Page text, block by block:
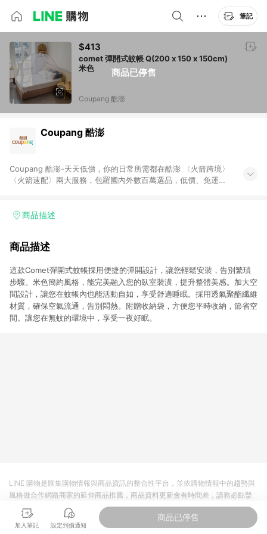
筆記
商品已停售
$413
comet 彈開式蚊帳 Q(200 x 150 x 150cm)
米色
Coupang 酷澎
Coupang 酷澎
Coupang 酷澎-天天低價，你的日常所需都在酷澎 〈火箭跨境〉
〈火箭速配〉兩大服務，包羅國內外數百萬選品，低價、免運，
加入WOW會員告別湊免運，火箭速配、火箭跨境優質選品不限金
商品描述
商品描述
這款Comet彈開式蚊帳採用便捷的彈開設計，讓您輕鬆安裝，告別繁瑣
步驟。米色簡約風格，能完美融入您的臥室裝潢，提升整體美感。加大空
間設計，讓您在蚊帳內也能活動自如，享受舒適睡眠。採用透氣聚酯纖維
材質，確保空氣流通，告別悶熱。附贈收納袋，方便您平時收納，節省空
間。讓您在無蚊的環境中，享受一夜好眠。
加入筆記 設定到價通知
商品已停售
LINE 購物是匯集購物情報與商品資訊的整合性平台，並依購物情報中的趨勢與
風格做合作網路商家的延伸商品推薦，商品資料更新會有時間差，請務必點擊
商品至各合作網路商家，確認現售價與購物條件，一切資訊以合作廠商網頁為
準。